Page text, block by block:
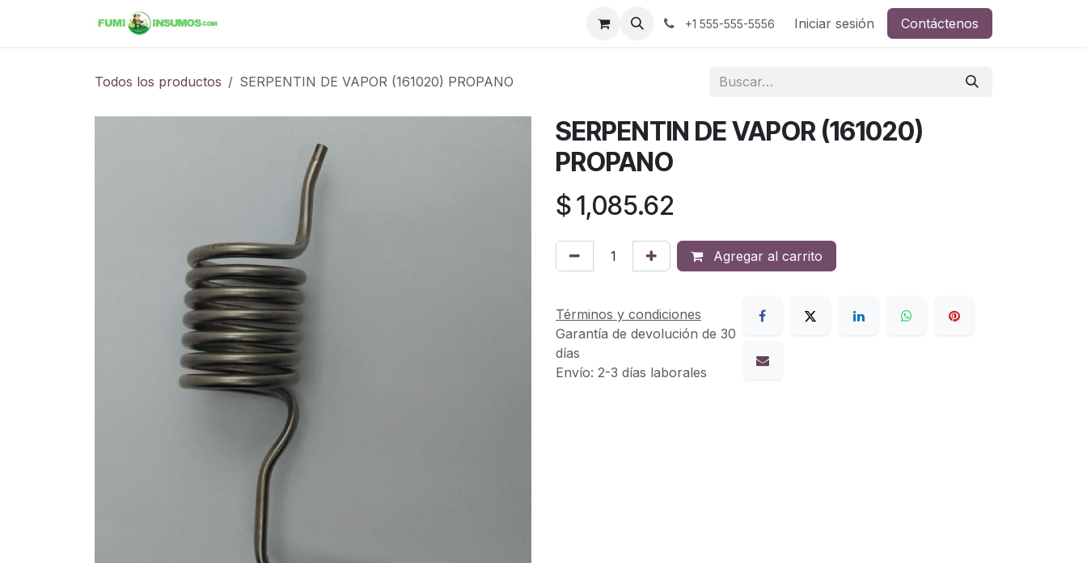
+1 555-555-5556 Iniciar sesión Contáctenos
Todos los productos SERPENTIN DE VAPOR (161020) PROPANO
SERPENTIN DE VAPOR (161020)
PROPANO
$1,085.62
Agregar al carrito
Términos y condiciones
Garantía de devolución de 30
días
Envío: 2-3 días laborales